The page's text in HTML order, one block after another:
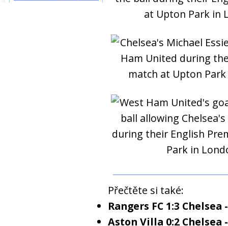
Přečtěte si také:
Rangers FC 1:3
Aston Villa 0:2 Chelsea